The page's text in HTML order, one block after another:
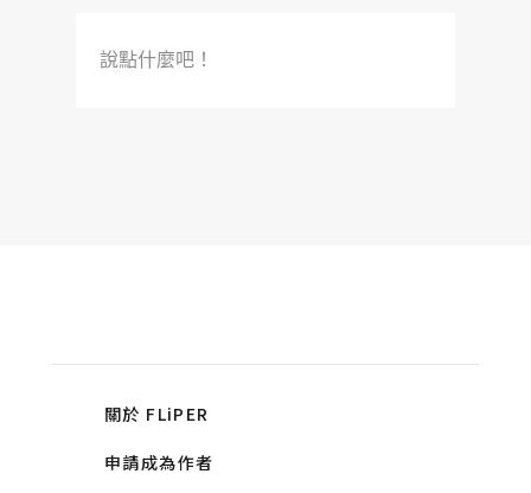
說點什麼吧！
關於 FLiPER
申請成為作者